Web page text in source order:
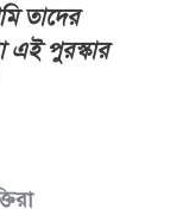
তাদের
এই পুরস্কার